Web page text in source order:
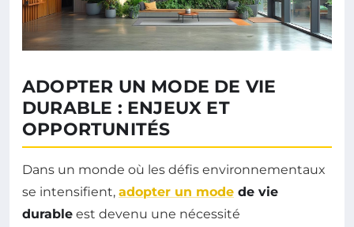
ADOPTER UN MODE DE VIE
DURABLE : ENJEUX ET
OPPORTUNITÉS
Dans un monde où les défis environnementaux
se intensifient, adopter un mode de vie
durable est devenu une nécessité